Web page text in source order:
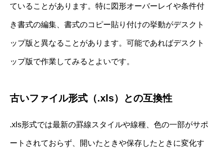
ていることがあります。特に図形オーバーレイや条件付
き書式の編集、書式のコピー貼り付けの挙動がデスクト
ップ版と異なることがあります。可能であればデスクト
ップ版で作業してみるとよいです。
古いファイル形式（.xls）との互換性
.xls形式では最新の罫線スタイルや線種、色の一部がサポ
ートされておらず、開いたときや保存したときに変化す